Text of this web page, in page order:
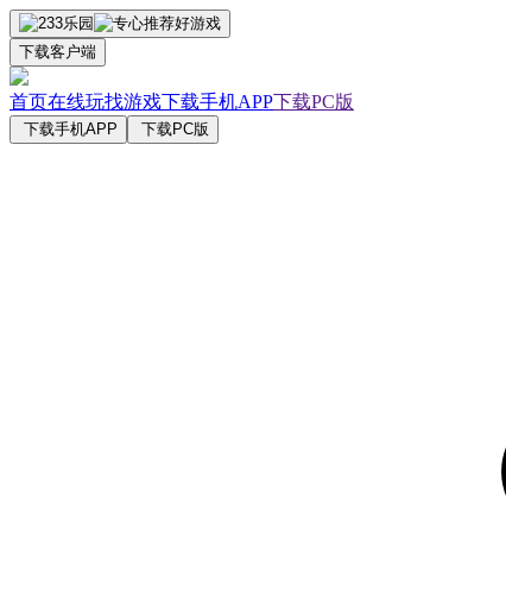
下载客户端
首页在线玩找游戏下载手机APP下载PC版
下载手机APP 下载PC版